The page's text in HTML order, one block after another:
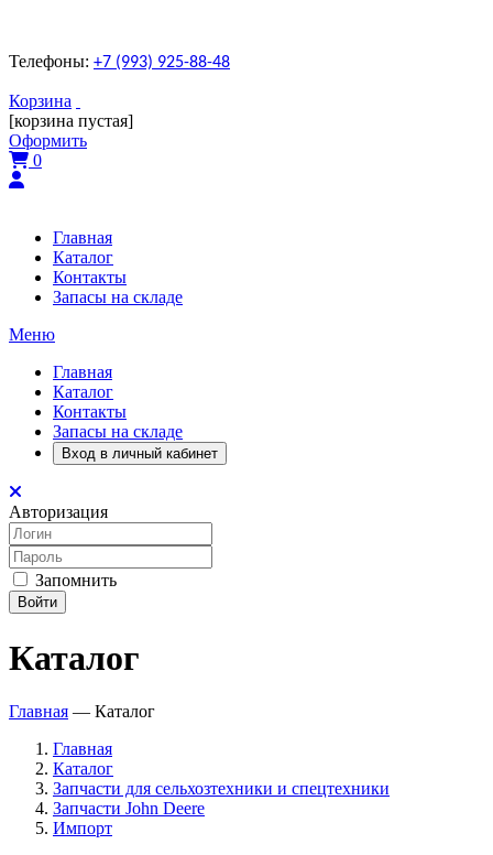
Телефоны: +7 (993) 925-88-48
Корзина
[корзина пустая]
Оформить
0
Главная
Каталог
Контакты
Запасы на складе
Меню
Главная
Каталог
Контакты
Запасы на складе
Вход в личный кабинет
Авторизация
Запомнить
Войти
Каталог
Главная — Каталог
Главная
Каталог
Запчасти для сельхозтехники и спецтехники
Запчасти John Deere
Импорт